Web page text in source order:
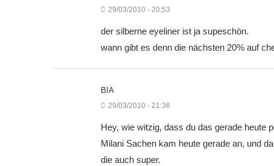
29/03/2010 - 20:53
der silberne eyeliner ist ja supeschön.
wann gibt es denn die nächsten 20% auf
BIA
29/03/2010 - 21:36
Hey, wie witzig, dass du das gerade heute
Milani Sachen kam heute gerade an, und
die auch super.